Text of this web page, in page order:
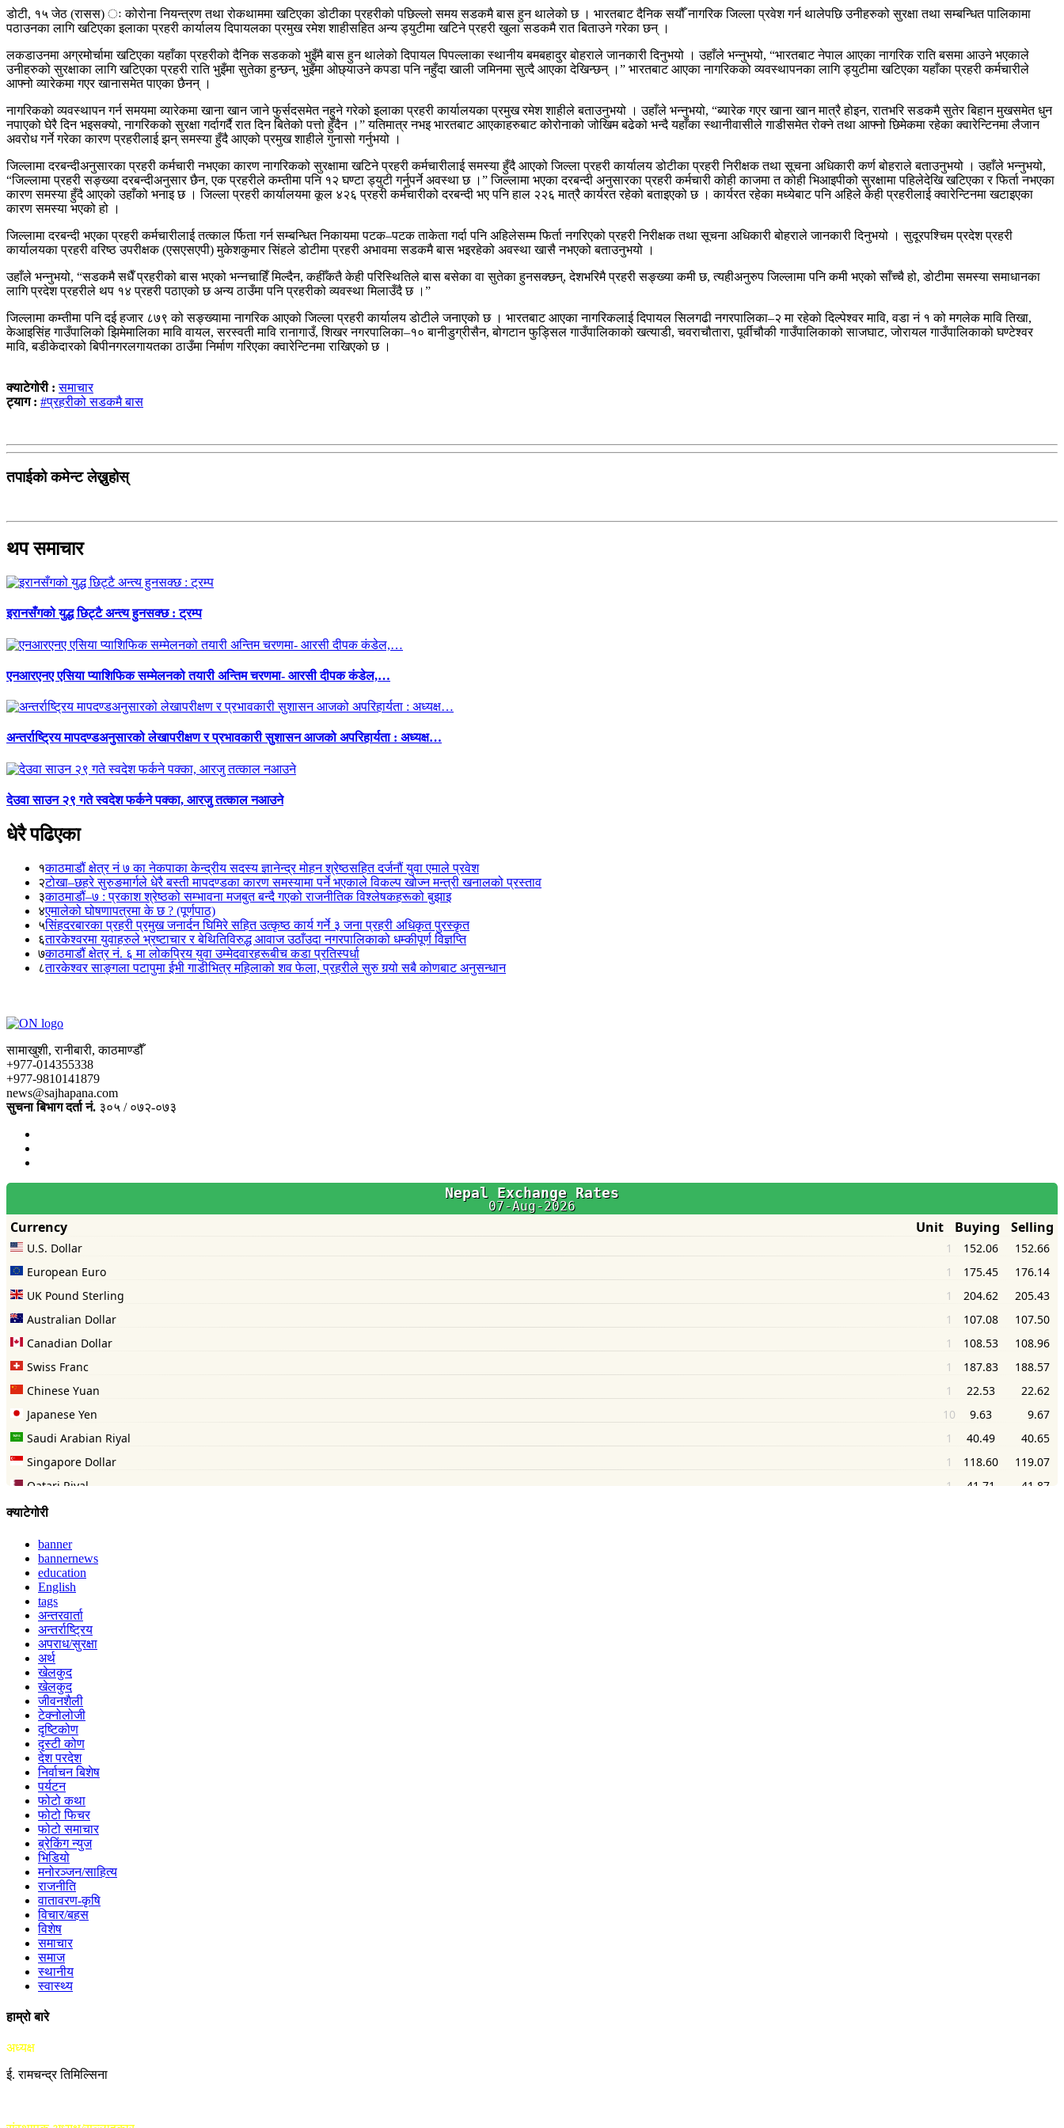
डोटी, १५ जेठ (रासस) ः कोरोना नियन्त्रण तथा रोकथाममा खटिएका डोटीका प्रहरीको पछिल्लो समय सडकमै बास हुन थालेको छ । भारतबाट दैनिक सयौँ नागरिक जिल्ला प्रवेश गर्न थालेपछि उनीहरुको सुरक्षा तथा सम्बन्धित पालिकामा
पठाउनका लागि खटिएका इलाका प्रहरी कार्यालय दिपायलका प्रमुख रमेश शाहीसहित अन्य ड्युटीमा खटिने प्रहरी खुला सडकमै रात बिताउने गरेका छन् ।
लकडाउनमा अग्रमोर्चामा खटिएका यहाँका प्रहरीको दैनिक सडकको भुइँमै बास हुन थालेको दिपायल पिपल्लाका स्थानीय बमबहादुर बोहराले जानकारी दिनुभयो । उहाँले भन्नुभयो, “भारतबाट नेपाल आएका नागरिक राति बसमा आउने भएकाले
उनीहरुको सुरक्षाका लागि खटिएका प्रहरी राति भुइँमा सुतेका हुन्छन्, भुइँमा ओछ्याउने कपडा पनि नहुँदा खाली जमिनमा सुत्दै आएका देखिन्छन् ।” भारतबाट आएका नागरिकको व्यवस्थापनका लागि ड्युटीमा खटिएका यहाँका प्रहरी कर्मचारीले
आफ्नो व्यारेकमा गएर खानासमेत पाएका छैनन् ।
नागरिकको व्यवस्थापन गर्न समयमा व्यारेकमा खाना खान जाने फुर्सदसमेत नहुने गरेको इलाका प्रहरी कार्यालयका प्रमुख रमेश शाहीले बताउनुभयो । उहाँले भन्नुभयो, “ब्यारेक गएर खाना खान मात्रै होइन, रातभरि सडकमै सुतेर बिहान मुखसमेत धुन
नपाएको घेरै दिन भइसक्यो, नागरिकको सुरक्षा गर्दागर्दै रात दिन बितेको पत्तो हुँदैन ।” यतिमात्र नभइ भारतबाट आएकाहरुबाट कोरोनाको जोखिम बढेको भन्दै यहाँका स्थानीवासीले गाडीसमेत रोक्ने तथा आफ्नो छिमेकमा रहेका क्वारेन्टिनमा लैजान
अवरोध गर्ने गरेका कारण प्रहरीलाई झन् समस्या हुँदै आएको प्रमुख शाहीले गुनासो गर्नुभयो ।
जिल्लामा दरबन्दीअनुसारका प्रहरी कर्मचारी नभएका कारण नागरिकको सुरक्षामा खटिने प्रहरी कर्मचारीलाई समस्या हुँदै आएको जिल्ला प्रहरी कार्यालय डोटीका प्रहरी निरीक्षक तथा सूचना अधिकारी कर्ण बोहराले बताउनुभयो । उहाँले भन्नुभयो,
“जिल्लामा प्रहरी सङ्ख्या दरबन्दीअनुसार छैन, एक प्रहरीले कम्तीमा पनि १२ घण्टा ड्युटी गर्नुपर्ने अवस्था छ ।” जिल्लामा भएका दरबन्दी अनुसारका प्रहरी कर्मचारी कोही काजमा त कोही भिआइपीको सुरक्षामा पहिलेदेखि खटिएका र फिर्ता नभएका
कारण समस्या हुँदै आएको उहाँको भनाइ छ । जिल्ला प्रहरी कार्यालयमा कूल ४२६ प्रहरी कर्मचारीको दरबन्दी भए पनि हाल २२६ मात्रै कार्यरत रहेको बताइएको छ । कार्यरत रहेका मध्येबाट पनि अहिले केही प्रहरीलाई क्वारेन्टिनमा खटाइएका
कारण समस्या भएको हो ।
जिल्लामा दरबन्दी भएका प्रहरी कर्मचारीलाई तत्काल र्फिता गर्न सम्बन्धित निकायमा पटक–पटक ताकेता गर्दा पनि अहिलेसम्म फिर्ता नगरिएको प्रहरी निरीक्षक तथा सूचना अधिकारी बोहराले जानकारी दिनुभयो । सुदूरपश्चिम प्रदेश प्रहरी
कार्यालयका प्रहरी वरिष्ठ उपरीक्षक (एसएसएपी) मुकेशकुमार सिंहले डोटीमा प्रहरी अभावमा सडकमै बास भइरहेको अवस्था खासै नभएको बताउनुभयो ।
उहाँले भन्नुभयो, “सडकमै सधैँ प्रहरीको बास भएको भन्नचाहिँ मिल्दैन, कहीँकतै केही परिस्थितिले बास बसेका वा सुतेका हुनसक्छन्, देशभरिमै प्रहरी सङ्ख्या कमी छ, त्यहीअनुरुप जिल्लामा पनि कमी भएको साँच्चै हो, डोटीमा समस्या समाधानका
लागि प्रदेश प्रहरीले थप १४ प्रहरी पठाएको छ अन्य ठाउँमा पनि प्रहरीको व्यवस्था मिलाउँदै छ ।”
जिल्लामा कम्तीमा पनि दई हजार ८७९ को सङ्ख्यामा नागरिक आएको जिल्ला प्रहरी कार्यालय डोटीले जनाएको छ । भारतबाट आएका नागरिकलाई दिपायल सिलगढी नगरपालिका–२ मा रहेको दिल्पेश्वर मावि, वडा नं १ को मगलेक मावि तिखा,
केआइसिंह गाउँपालिको झिमेमालिका मावि वायल, सरस्वती मावि रानागाउँ, शिखर नगरपालिका–१० बानीडुग्रीसैन, बोगटान फुड्सिल गाउँपालिकाको खत्याडी, चवराचौतारा, पूर्वीचौकी गाउँपालिकाको साजघाट, जोरायल गाउँपालिकाको घण्टेश्वर
मावि, बडीकेदारको बिपीनगरलगायतका ठाउँमा निर्माण गरिएका क्वारेन्टिनमा राखिएको छ ।
क्याटेगोरी :समाचार
ट्याग : #प्रहरीको सडकमै बास
तपाईको कमेन्ट लेख्नुहोस्
थप समाचार
इरानसँगको युद्ध छिट्टै अन्त्य हुनसक्छ : ट्रम्प
एनआरएनए एसिया प्याशिफिक सम्मेलनको तयारी अन्तिम चरणमा- आरसी दीपक कंडेल,…
अन्तर्राष्ट्रिय मापदण्डअनुसारको लेखापरीक्षण र प्रभावकारी सुशासन आजको अपरिहार्यता : अध्यक्ष…
देउवा साउन २९ गते स्वदेश फर्कने पक्का, आरजु तत्काल नआउने
धेरै पढिएका
१काठमाडौं क्षेत्र नं ७ का नेकपाका केन्द्रीय सदस्य ज्ञानेन्द्र मोहन श्रेष्ठसहित दर्जनौं युवा एमाले प्रवेश
२टोखा–छहरे सुरुङमार्गले धेरै बस्ती मापदण्डका कारण समस्यामा पर्ने भएकाले विकल्प खोज्न मन्त्री खनालको प्रस्ताव
३काठमाडौं–७ : प्रकाश श्रेष्ठको सम्भावना मजबुत बन्दै गएको राजनीतिक विश्लेषकहरूको बुझाइ
४एमालेको घोषणापत्रमा के छ ? (पूर्णपाठ)
५सिंहदरबारका प्रहरी प्रमुख जनार्दन घिमिरे सहित उत्कृष्ठ कार्य गर्ने ३ जना प्रहरी अधिकृत पुरस्कृत
६तारकेश्वरमा युवाहरुले भ्रष्टाचार र बेथितिविरुद्ध आवाज उठाँउदा नगरपालिकाको धम्कीपूर्ण विज्ञप्ति
७काठमाडौं क्षेत्र नं. ६ मा लोकप्रिय युवा उम्मेदवारहरूबीच कडा प्रतिस्पर्धा
८तारकेश्वर साङ्गला पटापुमा ईभी गाडीभित्र महिलाको शव फेला, प्रहरीले सुरु गर्‍यो सबै कोणबाट अनुसन्धान
सामाखुशी, रानीबारी, काठमाण्डौँ
+977-014355338
+977-9810141879
news@sajhapana.com
सुचना बिभाग दर्ता नं. ३०५ / ०७२-०७३
क्याटेगोरी
banner
bannernews
education
English
tags
अन्तरवार्ता
अन्तर्राष्ट्रिय
अपराध/सुरक्षा
अर्थ
खेलकुद
खेलकुद
जीवनशैली
टेक्नोलोजी
दृष्टिकोण
दृस्टी कोण
देश परदेश
निर्वाचन बिशेष
पर्यटन
फोटो कथा
फोटो फिचर
फोटो समाचार
ब्रेकिंग न्युज
भिडियो
मनोरञ्जन/साहित्य
राजनीति
वातावरण-कृषि
विचार/बहस
विशेष
समाचार
समाज
स्थानीय
स्वास्थ्य
हाम्रो बारे
अध्यक्ष
ई. रामचन्द्र तिमिल्सिना